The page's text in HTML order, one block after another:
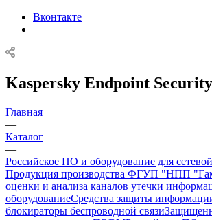
Вконтакте
Kaspersky Endpoint
Главная
—
Каталог
—
Российское ПО и оборудование для
Продукция производства ФГУП "НПП
оценки и анализа каналов утечки
оборудованиеСредства защиты
блокираторы беспроводной связи